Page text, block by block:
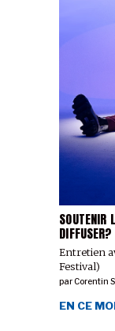
SOUTENIR
DIFFUSER?
Entretien
Festival)
parCorentin
EN CE